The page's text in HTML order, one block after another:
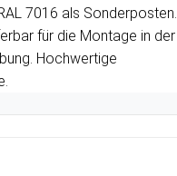
7016 als Sonderposten.
für die Montage in der
Hochwertige